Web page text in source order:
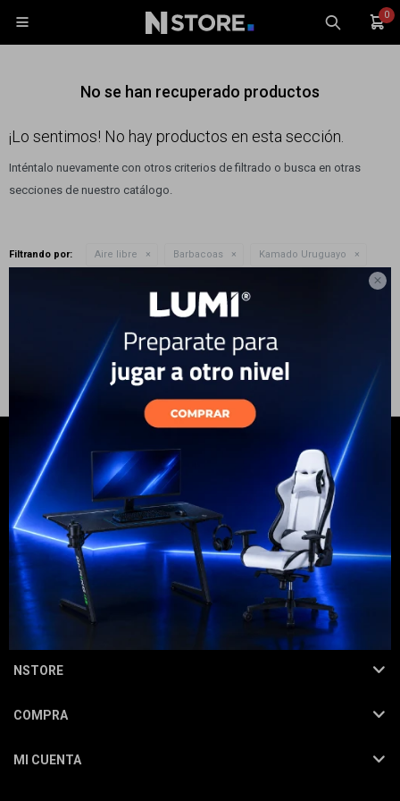

0

No se han recuperado productos
¡Lo sentimos! No hay productos en esta sección.
Inténtalo nuevamente con otros criterios de filtrado o busca en otras
secciones de nuestro catálogo.
Filtrando por: Aire libre Barbacoas Kamado Uruguayo
Aire libre
NEWSLETTER
¡Suscribite y recibí todas nuestras novedades!
SUSCRIBIRME
NSTORE
COMPRA
MI CUENTA
Electrodomésticos
Hogar
Wearables
Accesorios
Monitores
Gaming